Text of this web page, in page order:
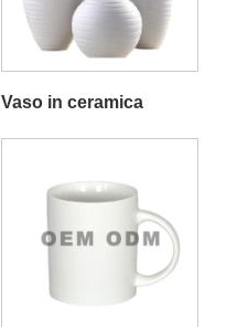
Vaso in ceramica